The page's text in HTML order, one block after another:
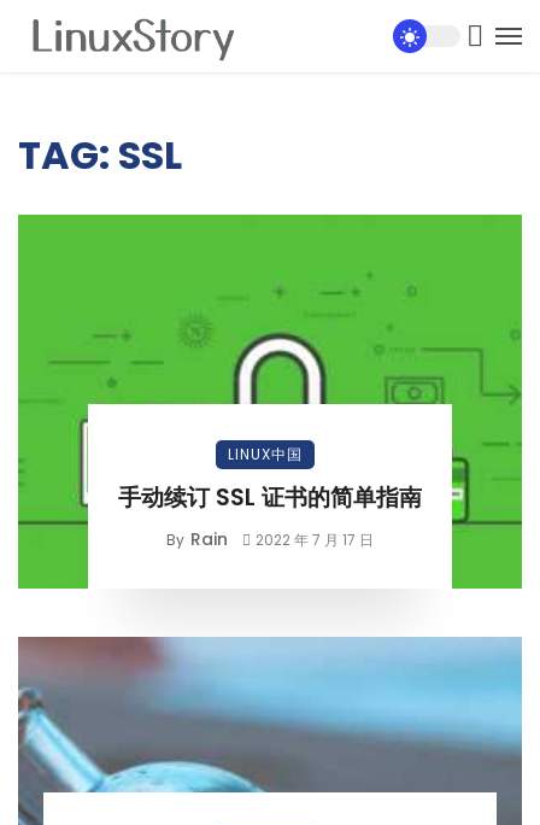
TAG: SSL
LINUX中国
手动续订 SSL 证书的简单指南
By Rain 2022 年 7 月 17 日